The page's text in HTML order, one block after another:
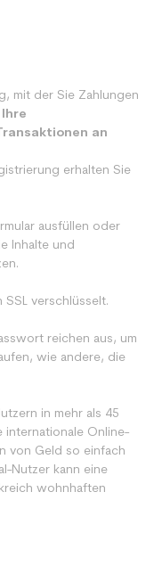
mit der Sie Zahlungen
an
erhalten Sie
ausfüllen oder
Inhalte und
SSL verschlüsselt.
reichen aus, um
wie andere, die
in mehr als 45
internationale Online-
von Geld so einfach
Nutzer kann eine
wohnhaften